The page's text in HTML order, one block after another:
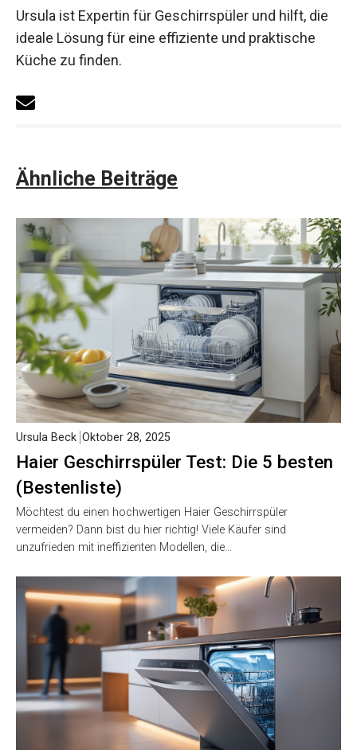
Ursula ist Expertin für Geschirrspüler und hilft, die
ideale Lösung für eine effiziente und praktische
Küche zu finden.
Ähnliche Beiträge
Haier Geschirrspüler Test: Die 5 besten
(Bestenliste)
Ursula Beck Oktober 28, 2025
Möchtest du einen hochwertigen Haier Geschirrspüler
vermeiden? Dann bist du hier richtig! Viele Käufer sind
unzufrieden mit ineffizienten Modellen, die…